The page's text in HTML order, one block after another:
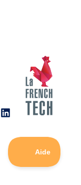
préférences